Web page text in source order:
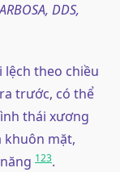
DDS,
lệch theo chiều
trước, có thể
thái xương
khuôn mặt,
123.